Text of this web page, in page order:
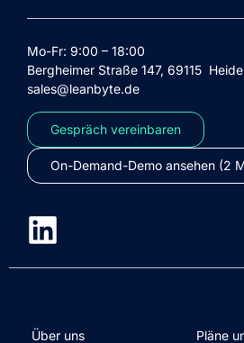
Mo-Fr: 9:00 – 18:00
Bergheimer Straße 147, 69115
sales@leanbyte.de
Gespräch vereinbaren
On-Demand-Demo ansehen (2
Über uns Pläne